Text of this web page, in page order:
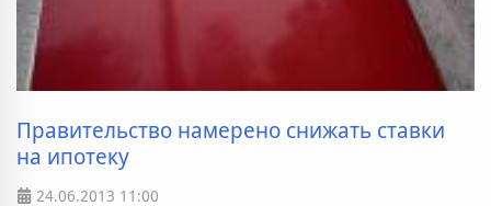
Правительство намерено снижать ставки
на ипотеку
24.06.2013 11:00